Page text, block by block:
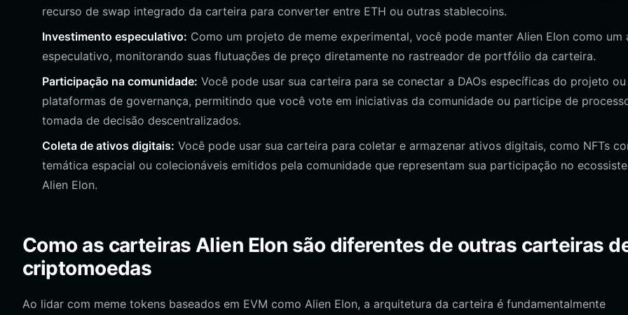
recurso de swap integrado da carteira para converter entre ETH ou outras stablecoins.
Investimento especulativo: Como um projeto de meme experimental, você pode manter Alien Elon como um
especulativo, monitorando suas flutuações de preço diretamente no rastreador de portfólio da carteira.
Participação na comunidade: Você pode usar sua carteira para se conectar a DAOs específicas do projeto ou
plataformas de governança, permitindo que você vote em iniciativas da comunidade ou participe de
tomada de decisão descentralizados.
Coleta de ativos digitais: Você pode usar sua carteira para coletar e armazenar ativos digitais, como NFTs
temática espacial ou colecionáveis emitidos pela comunidade que representam sua participação no
Alien Elon.
Como as carteiras Alien Elon são diferentes de outras carteiras
criptomoedas
Ao lidar com meme tokens baseados em EVM como Alien Elon, a arquitetura da carteira é fundamentalmente